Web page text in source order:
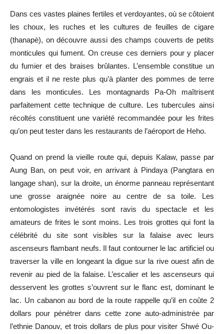
Dans ces vastes plaines fertiles et verdoyantes, où se côtoient
les choux, les ruches et les cultures de feuilles de cigare
(thanapè), on découvre aussi des champs couverts de petits
monticules qui fument. On creuse ces derniers pour y placer
du fumier et des braises brûlantes. L’ensemble constitue un
engrais et il ne reste plus qu’à planter des pommes de terre
dans les monticules. Les montagnards Pa-Oh maîtrisent
parfaitement cette technique de culture. Les tubercules ainsi
récoltés constituent une variété recommandée pour les frites
qu’on peut tester dans les restaurants de l’aéroport de Heho.
Quand on prend la vieille route qui, depuis Kalaw, passe par
Aung Ban, on peut voir, en arrivant à Pindaya (Pangtara en
langage shan), sur la droite, un énorme panneau représentant
une grosse araignée noire au centre de sa toile. Les
entomologistes invétérés sont ravis du spectacle et les
amateurs de frites le sont moins. Les trois grottes qui font la
célébrité du site sont visibles sur la falaise avec leurs
ascenseurs flambant neufs. Il faut contourner le lac artificiel ou
traverser la ville en longeant la digue sur la rive ouest afin de
revenir au pied de la falaise. L’escalier et les ascenseurs qui
desservent les grottes s’ouvrent sur le flanc est, dominant le
lac. Un cabanon au bord de la route rappelle qu’il en coûte 2
dollars pour pénétrer dans cette zone auto-administrée par
l’ethnie Danouv, et trois dollars de plus pour visiter Shwé Ou-